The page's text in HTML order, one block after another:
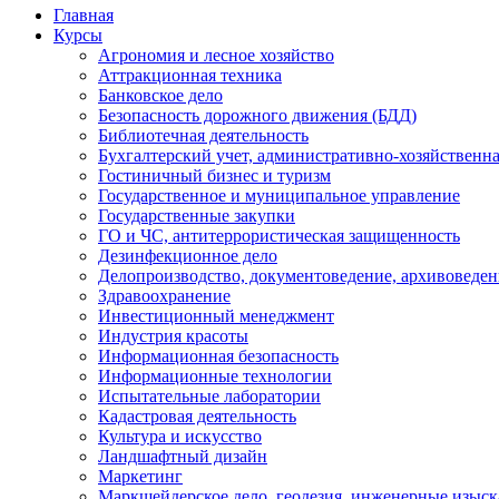
Главная
Курсы
Агрономия и лесное хозяйство
Аттракционная техника
Банковское дело
Безопасность дорожного движения (БДД)
Библиотечная деятельность
Бухгалтерский учет, административно-
Гостиничный бизнес и туризм
Государственное и муниципальное управление
Государственные закупки
ГО и ЧС, антитеррористическая защищенность
Дезинфекционное дело
Делопроизводство, документоведение,
Здравоохранение
Инвестиционный менеджмент
Индустрия красоты
Информационная безопасность
Информационные технологии
Испытательные лаборатории
Кадастровая деятельность
Культура и искусство
Ландшафтный дизайн
Маркетинг